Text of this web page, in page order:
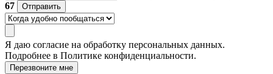
67
Отправить
Я даю согласие на обработку персональных данных.
Подробнее в Политике конфиденциальности.
Перезвоните мне